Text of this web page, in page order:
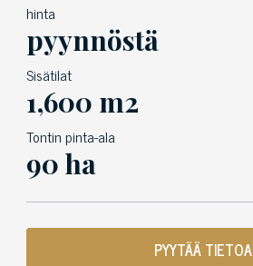
hinta
pyynnöstä
Sisätilat
1,600 m2
Tontin pinta-ala
90 ha
PYYTÄÄ TIETOA